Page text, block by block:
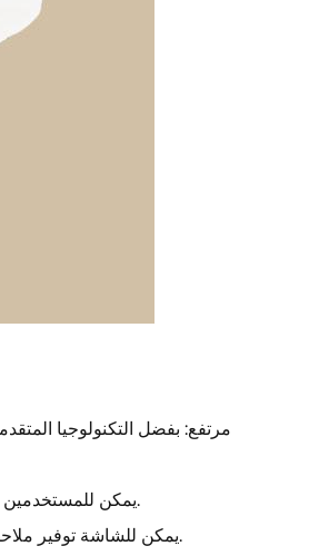
التحكم الذكي عبر WiFi: يمكن للمستخدمين التحكم في تكييف الهواء من خلال الأجهزة المحمولة في أي مكان وفي أي وقت.
لوحة LED: يمكن للشاشة توفير ملاحظات في الوقت الحقيقي للعملية (درجة الحرارة، الرطوبة، الوقت، رمز الفشل، وما إلى ذلك).